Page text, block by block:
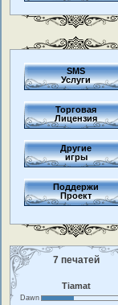
SMS
Услуги
Торговая
Лицензия
Другие
игры
Поддержи
Проект
7 печатей
Tiamat
Dawn